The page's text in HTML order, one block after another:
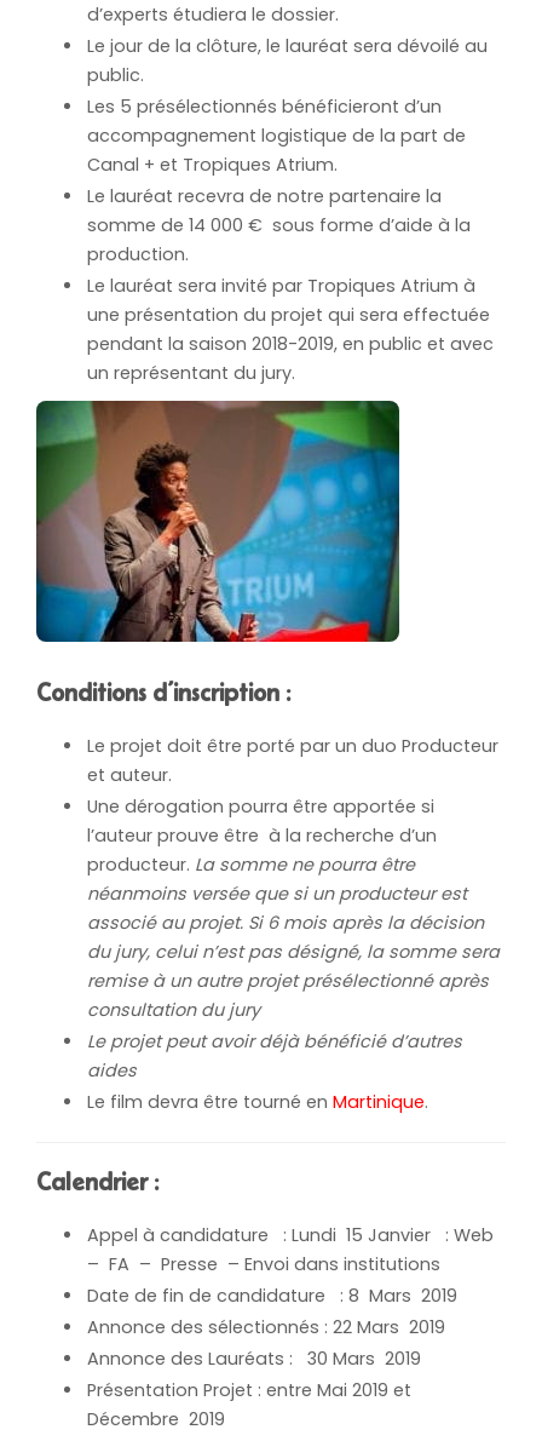
d’experts étudiera le dossier.
Le jour de la clôture, le lauréat sera dévoilé au
public.
Les 5 présélectionnés bénéficieront d’un
accompagnement logistique de la part de
Canal + et Tropiques Atrium.
Le lauréat recevra de notre partenaire la
somme de 14 000 € sous forme d’aide à la
production.
Le lauréat sera invité par Tropiques Atrium à
une présentation du projet qui sera effectuée
pendant la saison 2018-2019, en public et avec
un représentant du jury.
Conditions d’inscription :
Le projet doit être porté par un duo Producteur
et auteur.
Une dérogation pourra être apportée si
l’auteur prouve être à la recherche d’un
producteur. La somme ne pourra être
néanmoins versée que si un producteur est
associé au projet. Si 6 mois après la décision
du jury, celui n’est pas désigné, la somme sera
remise à un autre projet présélectionné après
consultation du jury
Le projet peut avoir déjà bénéficié d’autres
aides
Le film devra être tourné en Martinique.
Calendrier :
Appel à candidature : Lundi 15 Janvier : Web
– FA – Presse – Envoi dans institutions
Date de fin de candidature : 8 Mars 2019
Annonce des sélectionnés : 22 Mars 2019
Annonce des Lauréats : 30 Mars 2019
Présentation Projet : entre Mai 2019 et
Décembre 2019